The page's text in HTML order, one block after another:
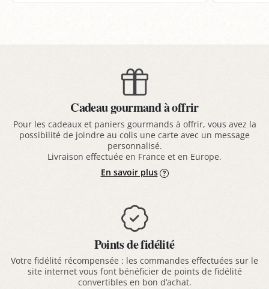
Cadeau gourmand à offrir
Pour les cadeaux et paniers gourmands à offrir, vous avez la
possibilité de joindre au colis une carte avec un message
personnalisé.
Livraison effectuée en France et en Europe.
En savoir plus
Points de fidélité
Votre fidélité récompensée : les commandes effectuées sur le
site internet vous font bénéficier de points de fidélité
convertibles en bon d’achat.